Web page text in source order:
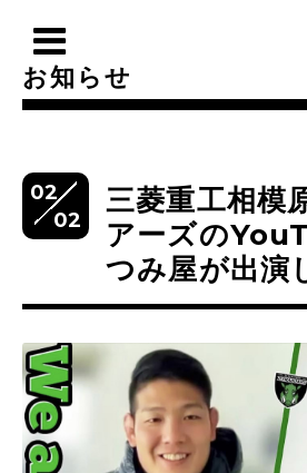
お知らせ
02
02
三菱重工相模
アーズの
つみ屋が出演